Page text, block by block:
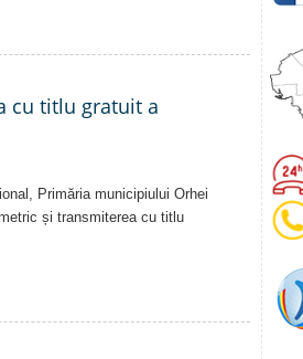
cu titlu gratuit a
Primăria municipiului Orhei
și transmiterea cu titlu